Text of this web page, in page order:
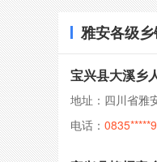
雅安各级
宝兴县大溪乡
地址：四川省雅
电话：